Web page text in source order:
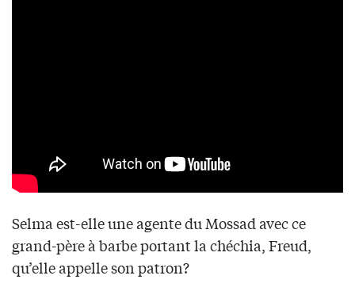
Selma est-elle une agente du Mossad avec ce
grand-père à barbe portant la chéchia, Freud,
qu’elle appelle son patron?